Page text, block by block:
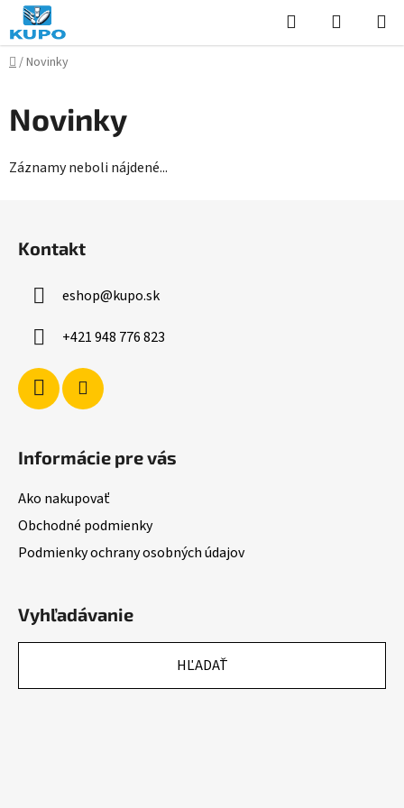
Prejsť
na
obsah
Hľadať
KOŠÍK
Domov
/Novinky
Novinky
Záznamy neboli nájdené...
Kontakt
eshop@kupo.sk
+421 948 776 823
Informácie pre vás
Ako nakupovať
Obchodné podmienky
Podmienky ochrany osobných údajov
Vyhľadávanie
HĽADAŤ